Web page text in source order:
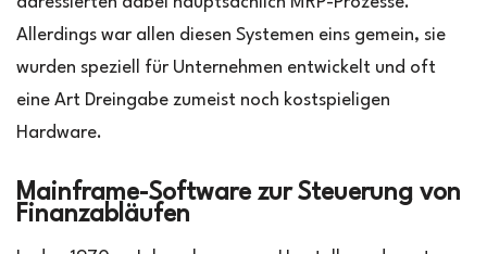
Allerdings war allen diesen Systemen eins gemein, sie
wurden speziell für Unternehmen entwickelt und oft
eine Art Dreingabe zumeist noch kostspieligen
Hardware.
Mainframe-Software zur Steuerung von
Finanzabläufen